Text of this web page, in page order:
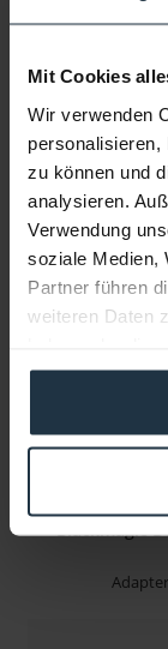
Mit Cookies
Wir verwenden
personalisieren,
zu können und
analysieren.
Verwendung
soziale Medien,
Partner führen
weiteren Daten
gesammelt
Media
Manufacturer
Folgende Infos
More articles
at
Blackmagic